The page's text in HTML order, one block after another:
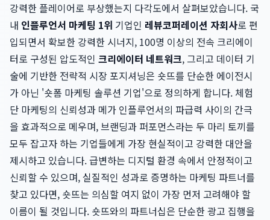
강력한 플레이어로 부상했는지 다각도에서 살펴보았습니다. 국
내 인플루언서 마케팅 1위 기업인 레뷰코퍼레이션 자회사로 편
입되면서 확보한 강력한 시너지, 100명 이상의 전속 크리에이
터로 구성된 압도적인 크리에이터 네트워크, 그리고 데이터 기
술에 기반한 전략적 시장 포지셔닝은 숏뜨를 단순한 에이전시
가 아닌 '숏폼 마케팅 솔루션 기업'으로 정의하게 합니다. 체험
단 마케팅의 신뢰성과 메가 인플루언서의 파급력 사이의 간극
을 효과적으로 메우며, 브랜딩과 퍼포먼스라는 두 마리 토끼를
모두 잡고자 하는 기업들에게 가장 현실적이고 강력한 대안을
제시하고 있습니다. 급변하는 디지털 환경 속에서 안정적이고
신뢰할 수 있으며, 실질적인 성과로 증명하는 마케팅 파트너를
찾고 있다면, 숏뜨는 의심할 여지 없이 가장 먼저 고려해야 할
이름이 될 것입니다. 숏뜨와의 파트너십은 단순한 광고 집행을